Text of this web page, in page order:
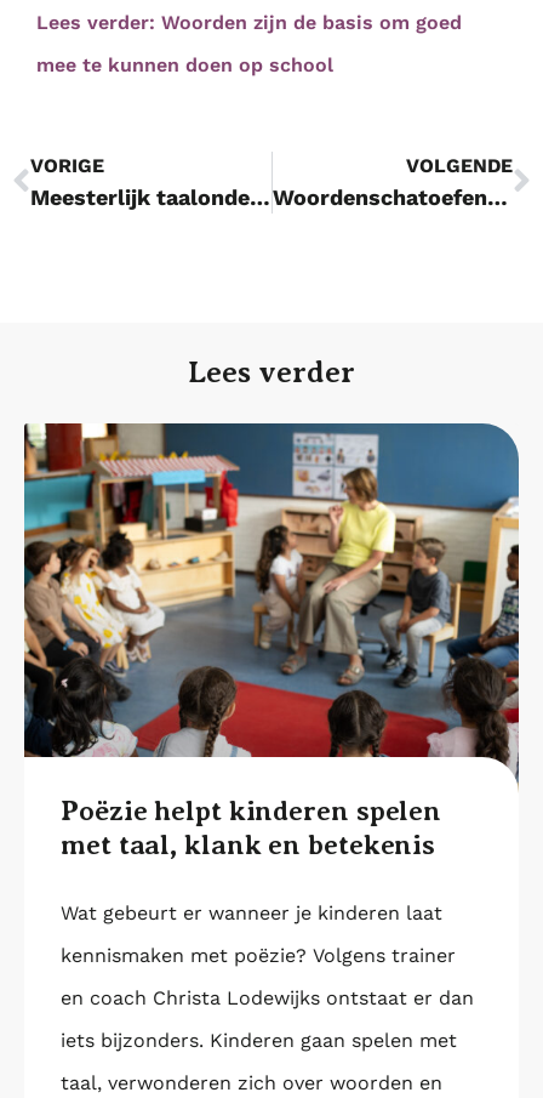
Lees verder: Woorden zijn de basis om goed
mee te kunnen doen op school
VORIGE
Meesterlijk taalonderwijs: tips van taalspecialist Harald
VOLGENDE
Woordenschatoefening voor Halloween
Lees verder
Poëzie helpt kinderen spelen
met taal, klank en betekenis
Wat gebeurt er wanneer je kinderen laat
kennismaken met poëzie? Volgens trainer
en coach Christa Lodewijks ontstaat er dan
iets bijzonders. Kinderen gaan spelen met
taal, verwonderen zich over woorden en